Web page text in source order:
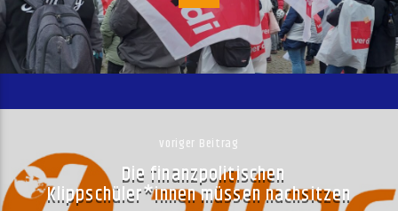
voriger Beitrag
Die finanzpolitischen
Klippschüler*innen müssen nachsitzen